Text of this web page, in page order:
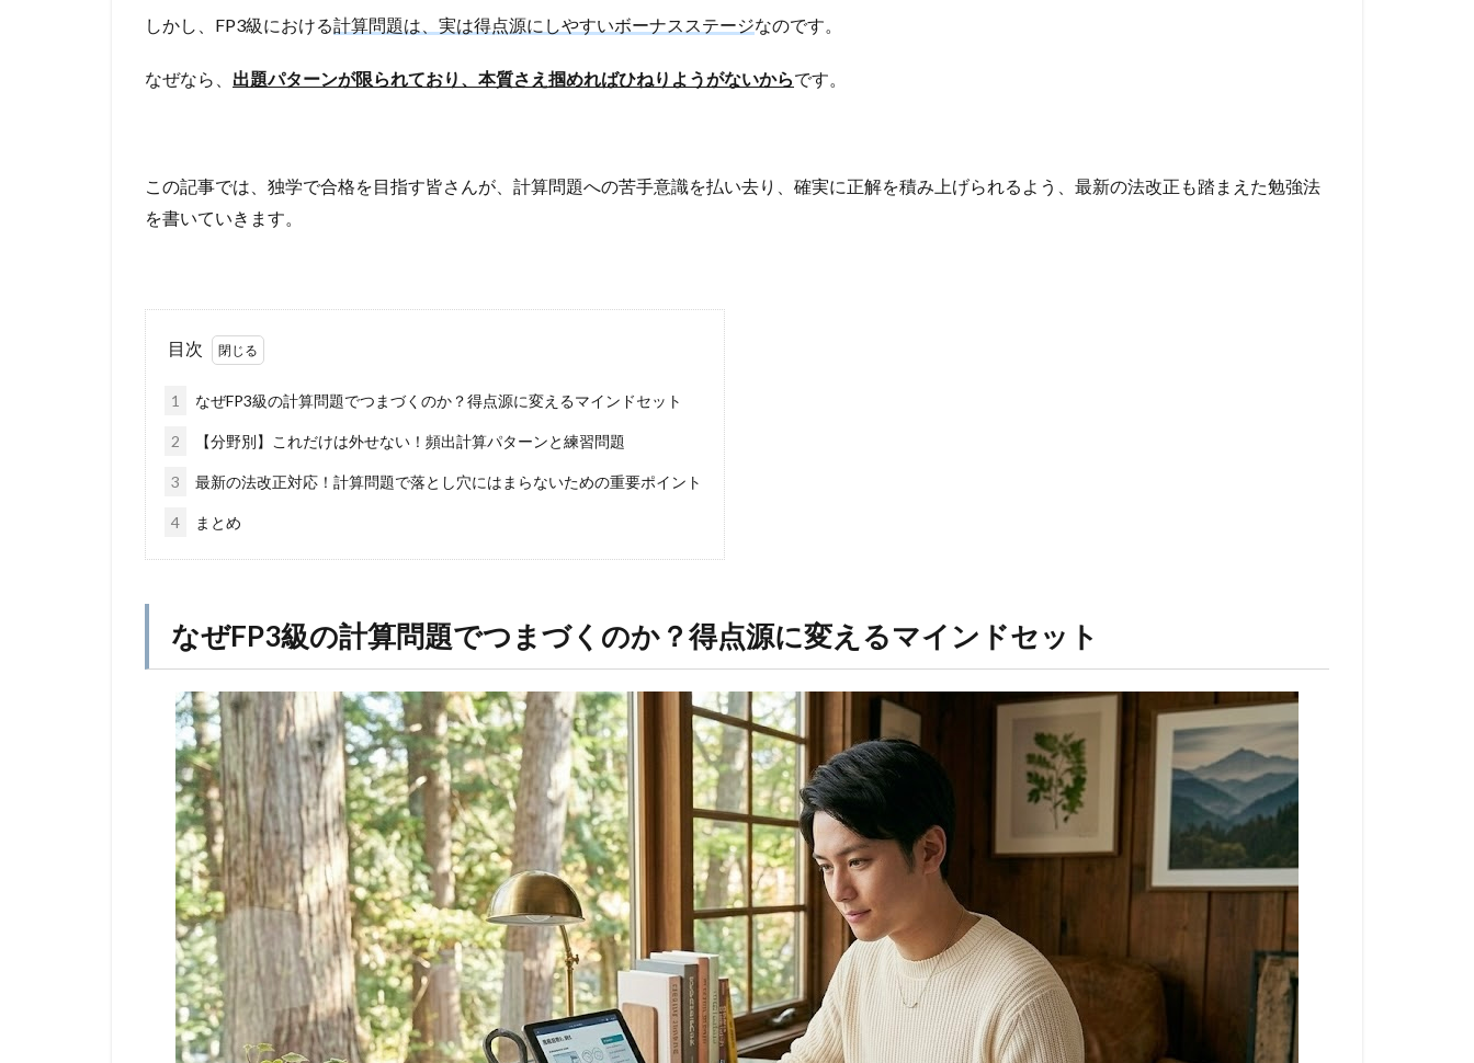
しかし、FP3級における計算問題は、実は得点源にしやすいボーナスステージなのです。
なぜなら、 出題パターンが限られており、本質さえ掴めればひねりようがないからです。
この記事では、独学で合格を目指す皆さんが、計算問題への苦手意識を払い去り、確実に正解を積み上げられるよう、最新の法改正も踏まえた勉強法
を書いていきます。
目次
1 なぜFP3級の計算問題でつまづくのか？得点源に変えるマインドセット
2 【分野別】これだけは外せない！頻出計算パターンと練習問題
3 最新の法改正対応！計算問題で落とし穴にはまらないための重要ポイント
4 まとめ
なぜFP3級の計算問題でつまづくのか？得点源に変えるマインドセット